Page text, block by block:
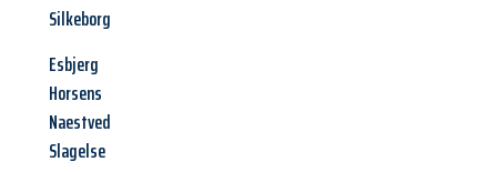
Silkeborg
Esbjerg
Horsens
Naestved
Slagelse